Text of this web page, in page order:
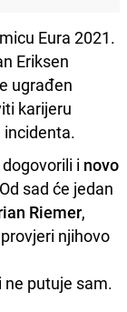
Eura 2021.
Eriksen
ugrađen
karijeru
i novo
sad će jedan
Riemer,
njihovo
putuje sam.